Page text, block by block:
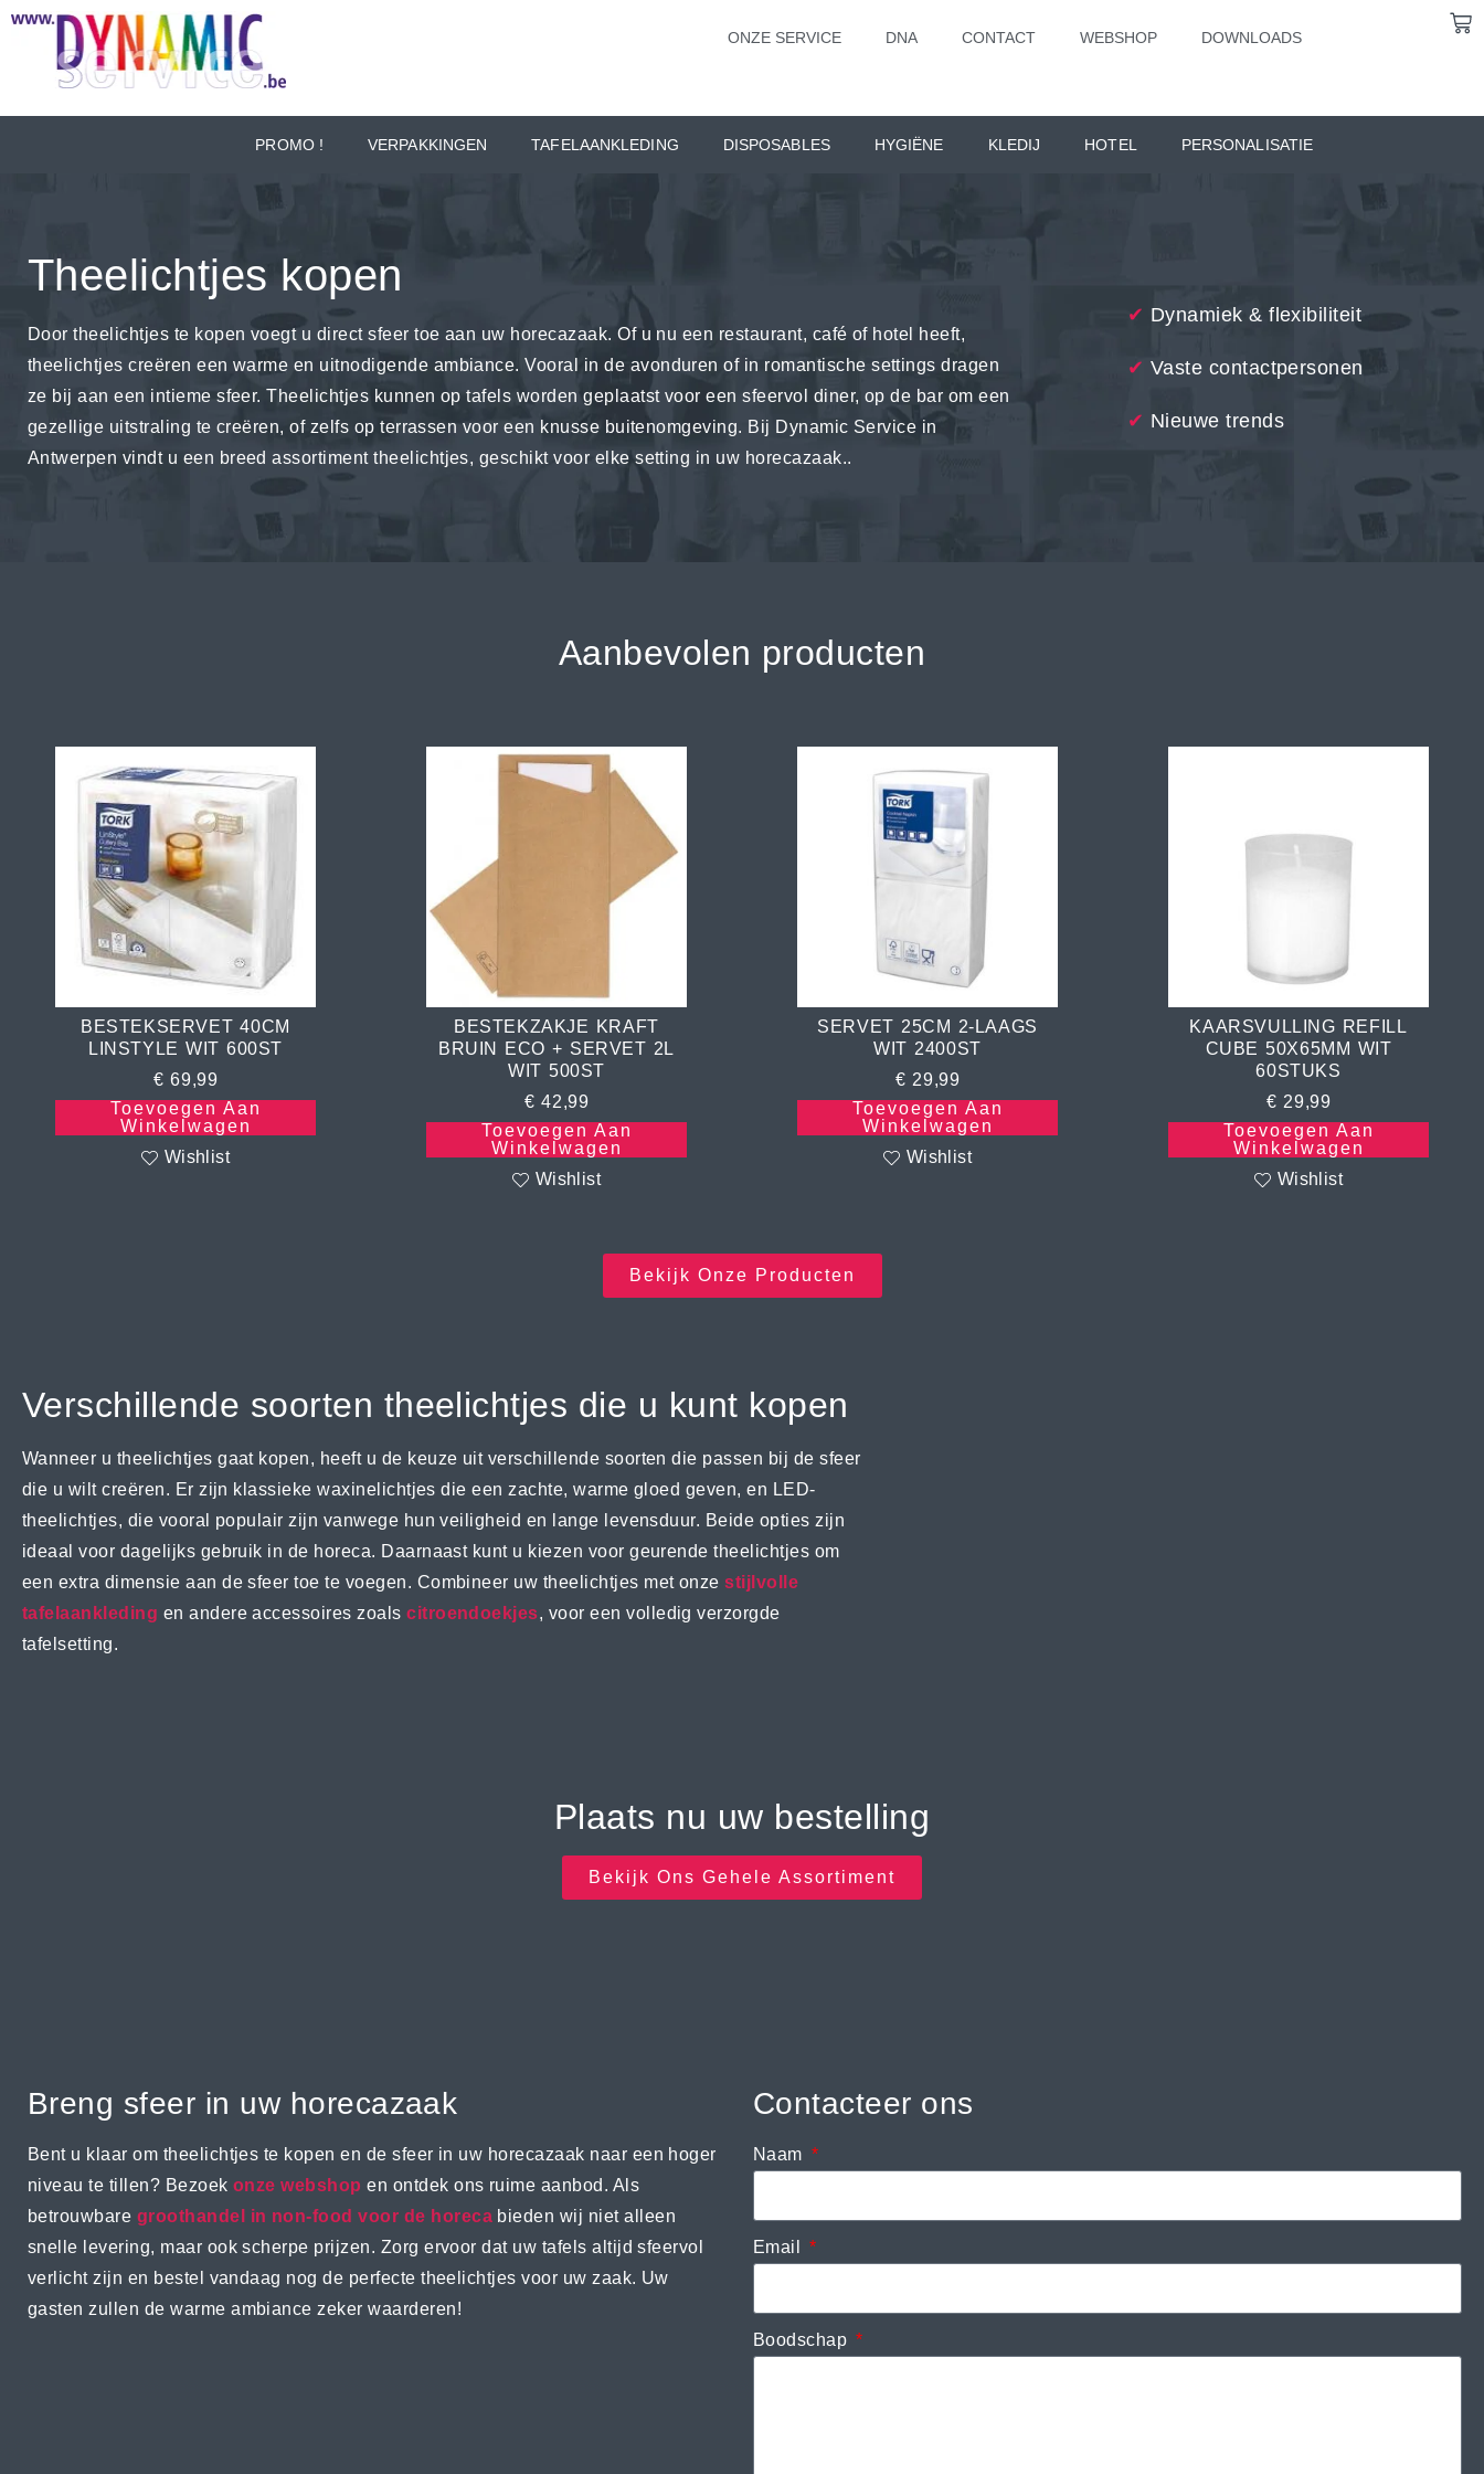
ONZE SERVICE DNA CONTACT WEBSHOP DOWNLOADS
PROMO ! VERPAKKINGEN TAFELAANKLEDING DISPOSABLES HYGIËNE KLEDIJ HOTEL PERSONALISATIE
Theelichtjes kopen
Door theelichtjes te kopen voegt u direct sfeer toe aan uw horecazaak. Of u nu een restaurant, café of hotel heeft,
theelichtjes creëren een warme en uitnodigende ambiance. Vooral in de avonduren of in romantische settings dragen
ze bij aan een intieme sfeer. Theelichtjes kunnen op tafels worden geplaatst voor een sfeervol diner, op de bar om een
gezellige uitstraling te creëren, of zelfs op terrassen voor een knusse buitenomgeving. Bij Dynamic Service in
Antwerpen vindt u een breed assortiment theelichtjes, geschikt voor elke setting in uw horecazaak..
✔ Dynamiek & flexibiliteit
✔ Vaste contactpersonen
✔ Nieuwe trends
Aanbevolen producten
BESTEKSERVET 40CM
LINSTYLE WIT 600ST
€ 69,99
Toevoegen Aan
Winkelwagen
Wishlist
BESTEKZAKJE KRAFT
BRUIN ECO + SERVET 2L
WIT 500ST
€ 42,99
Toevoegen Aan
Winkelwagen
Wishlist
SERVET 25CM 2-LAAGS
WIT 2400ST
€ 29,99
Toevoegen Aan
Winkelwagen
Wishlist
KAARSVULLING REFILL
CUBE 50X65MM WIT
60STUKS
€ 29,99
Toevoegen Aan
Winkelwagen
Wishlist
Bekijk Onze Producten
Verschillende soorten theelichtjes die u kunt kopen
Wanneer u theelichtjes gaat kopen, heeft u de keuze uit verschillende soorten die passen bij de sfeer
die u wilt creëren. Er zijn klassieke waxinelichtjes die een zachte, warme gloed geven, en LED-
theelichtjes, die vooral populair zijn vanwege hun veiligheid en lange levensduur. Beide opties zijn
ideaal voor dagelijks gebruik in de horeca. Daarnaast kunt u kiezen voor geurende theelichtjes om
een extra dimensie aan de sfeer toe te voegen. Combineer uw theelichtjes met onzestijlvolle
tafelaankleding en andere accessoires zoalscitroendoekjes, voor een volledig verzorgde
tafelsetting.
Plaats nu uw bestelling
Bekijk Ons Gehele Assortiment
Breng sfeer in uw horecazaak
Bent u klaar om theelichtjes te kopen en de sfeer in uw horecazaak naar een hoger
niveau te tillen? Bezoek onze webshop en ontdek ons ruime aanbod. Als
betrouwbare groothandel in non-food voor de horeca bieden wij niet alleen
snelle levering, maar ook scherpe prijzen. Zorg ervoor dat uw tafels altijd sfeervol
verlicht zijn en bestel vandaag nog de perfecte theelichtjes voor uw zaak. Uw
gasten zullen de warme ambiance zeker waarderen!
Contacteer ons
Naam
Email
Boodschap